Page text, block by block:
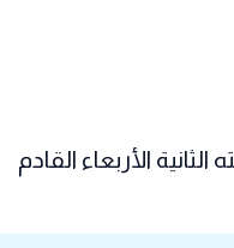
الأربعاء القادم